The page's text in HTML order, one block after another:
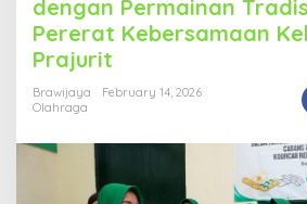
i
t
y
i
dengan Permainan
Pererat Kebersamaan
Prajurit
Brawijaya
February 14, 2026
Olahraga